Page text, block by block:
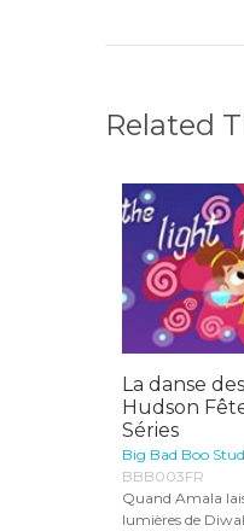
Related
La danse
Hudson
Séries
Big Bad Boo
BBB003FR
Quand Amala
lumières de